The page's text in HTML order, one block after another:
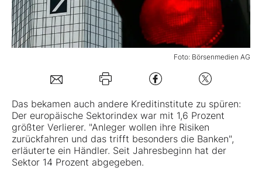
Mein Konto
Folgen Sie uns
Foto: Börsenmedien AG
Das bekamen auch andere Kreditinstitute zu spüren:
Der europäische Sektorindex war mit 1,6 Prozent
größter Verlierer. "Anleger wollen ihre Risiken
zurückfahren und das trifft besonders die Banken",
erläuterte ein Händler. Seit Jahresbeginn hat der
Sektor 14 Prozent abgegeben.